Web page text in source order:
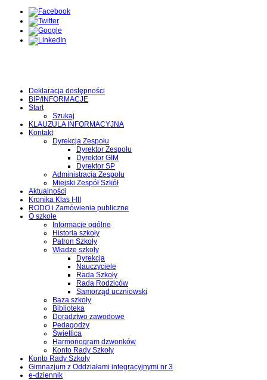
Deklaracja dostępności
BIP/INFORMACJE
Start
Szukaj
KLAUZULA INFORMACYJNA
Kontakt
Dyrekcja Zespołu
Dyrektor Zespołu
Dyrektor GIM
Dyrektor SP
Administracja Zespołu
Miejski Zespół Szkół
Aktualności
Kronika Klas I-III
RODO i Zamówienia publiczne
O szkole
Informacje ogólne
Historia szkoły
Patron Szkoły
Władze szkoły
Dyrekcja
Nauczyciele
Rada Szkoły
Rada Rodziców
Samorząd uczniowski
Baza szkoły
Biblioteka
Doradztwo zawodowe
Pedagodzy
Świetlica
Harmonogram dzwonków
Konto Rady Szkoły
Konto Rady Szkoły
Gimnazjum z Oddziałami integracyjnymi nr 3
e-dziennik